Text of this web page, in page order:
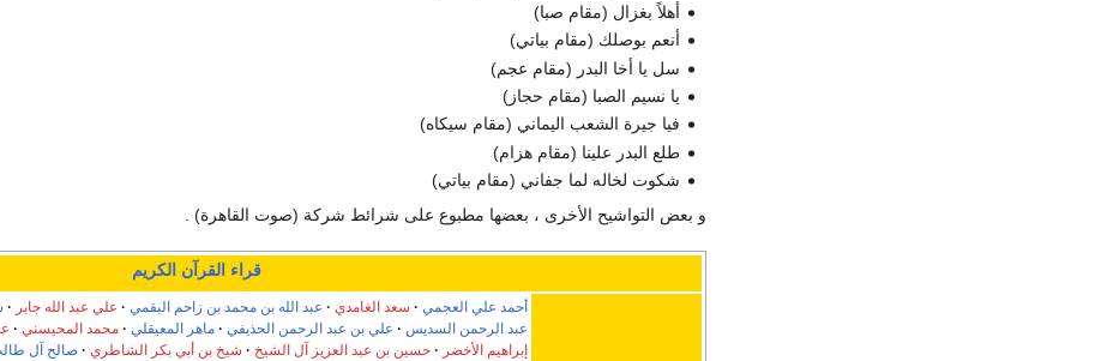
أهلاً بغزال (مقام صبا)
أنعم بوصلك (مقام بياتي)
سل يا أخا البدر (مقام عجم)
يا نسيم الصبا (مقام حجاز)
فيا جيرة الشعب اليماني (مقام سيكاه)
طلع البدر علينا (مقام هزام)
شكوت لخاله لما جفاني (مقام بياتي)
و بعض التواشيح الأخرى ، بعضها مطبوع على شرائط شركة (صوت القاهرة) .
قراء القرآن الكريم
أحمد علي العجمي سعد الغامدي عبد الله بن محمد بن زاحم البقمي علي عبد الله جابر
عبد الرحمن السديس
علي بن عبد الرحمن الحذيفي ماهر المعيقلي محمد المحيسني
إبراهيم الأخضر
حسين بن عبد العزيز آل الشيخ شيخ بن أبي بكر الشاطري صالح آل